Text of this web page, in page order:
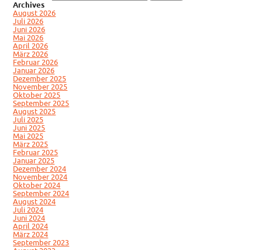
Archives
August 2026
Juli 2026
Juni 2026
Mai 2026
April 2026
März 2026
Februar 2026
Januar 2026
Dezember 2025
November 2025
Oktober 2025
September 2025
August 2025
Juli 2025
Juni 2025
Mai 2025
März 2025
Februar 2025
Januar 2025
Dezember 2024
November 2024
Oktober 2024
September 2024
August 2024
Juli 2024
Juni 2024
April 2024
März 2024
September 2023